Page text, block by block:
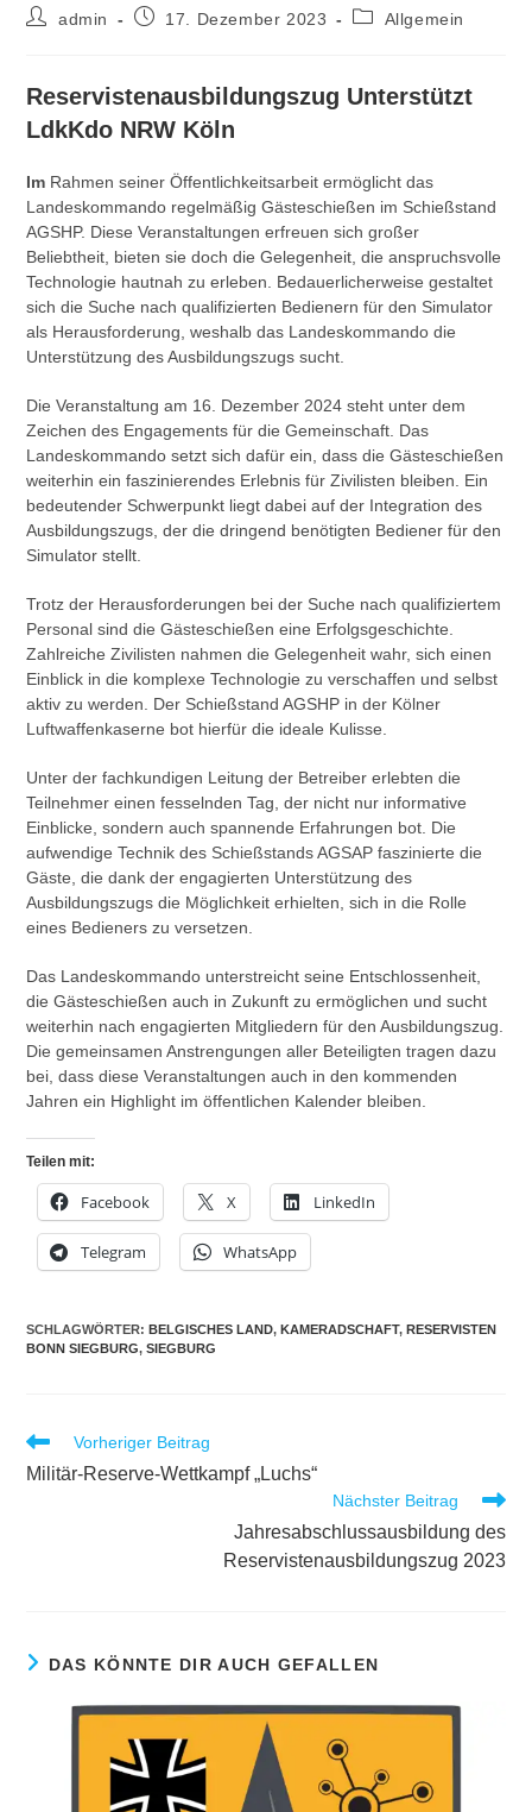
Beitrags-
admin
Beitrag17. Dezember 2023
Beitrags-
Allgemein
Reservistenausbildungszug Unterstützt
LdkKdo NRW Köln
Im Rahmen seiner Öffentlichkeitsarbeit ermöglicht das
Landeskommando regelmäßig Gästeschießen im Schießstand
AGSHP. Diese Veranstaltungen erfreuen sich großer
Beliebtheit, bieten sie doch die Gelegenheit, die anspruchsvolle
Technologie hautnah zu erleben. Bedauerlicherweise gestaltet
sich die Suche nach qualifizierten Bedienern für den Simulator
als Herausforderung, weshalb das Landeskommando die
Unterstützung des Ausbildungszugs sucht.
Die Veranstaltung am 16. Dezember 2024 steht unter dem
Zeichen des Engagements für die Gemeinschaft. Das
Landeskommando setzt sich dafür ein, dass die Gästeschießen
weiterhin ein faszinierendes Erlebnis für Zivilisten bleiben. Ein
bedeutender Schwerpunkt liegt dabei auf der Integration des
Ausbildungszugs, der die dringend benötigten Bediener für den
Simulator stellt.
Trotz der Herausforderungen bei der Suche nach qualifiziertem
Personal sind die Gästeschießen eine Erfolgsgeschichte.
Zahlreiche Zivilisten nahmen die Gelegenheit wahr, sich einen
Einblick in die komplexe Technologie zu verschaffen und selbst
aktiv zu werden. Der Schießstand AGSHP in der Kölner
Luftwaffenkaserne bot hierfür die ideale Kulisse.
Unter der fachkundigen Leitung der Betreiber erlebten die
Teilnehmer einen fesselnden Tag, der nicht nur informative
Einblicke, sondern auch spannende Erfahrungen bot. Die
aufwendige Technik des Schießstands AGSAP faszinierte die
Gäste, die dank der engagierten Unterstützung des
Ausbildungszugs die Möglichkeit erhielten, sich in die Rolle
eines Bedieners zu versetzen.
Das Landeskommando unterstreicht seine Entschlossenheit,
die Gästeschießen auch in Zukunft zu ermöglichen und sucht
weiterhin nach engagierten Mitgliedern für den Ausbildungszug.
Die gemeinsamen Anstrengungen aller Beteiligten tragen dazu
bei, dass diese Veranstaltungen auch in den kommenden
Jahren ein Highlight im öffentlichen Kalender bleiben.
Teilen mit:
Facebook X LinkedIn
Telegram WhatsApp
SCHLAGWÖRTER:BELGISCHES LAND, KAMERADSCHAFT, RESERVISTEN
BONN SIEGBURG, SIEGBURG
Weitere
Artikel
ansehen
Vorheriger Beitrag
Militär-Reserve-Wettkampf „Luchs“
Nächster Beitrag
Jahresabschlussausbildung des
Reservistenausbildungszug 2023
DAS KÖNNTE DIR AUCH GEFALLEN